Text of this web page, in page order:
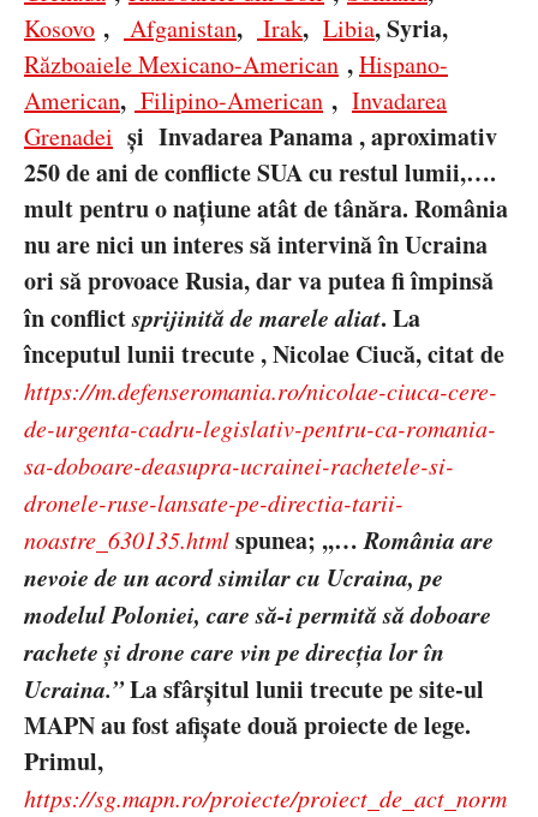
Kosovo , Afganistan, Irak, Libia,Syria,
Războaiele Mexicano-American ,Hispano-
American, Filipino-American , Invadarea
Grenadei și Invadarea Panama, aproximativ
250 de ani de conflicte SUA cu restul lumii,….
mult pentru o națiune atât de tânăra. România
nu are nici un interes să intervină în Ucraina
ori să provoace Rusia, dar va putea fi împinsă
în conflictsprijinită de marele aliat. La
începutul lunii trecute ,Nicolae Ciucă,citat de
https://m.defenseromania.ro/nicolae-ciuca-cere-
de-urgenta-cadru-legislativ-pentru-ca-romania-
sa-doboare-deasupra-ucrainei-rachetele-si-
dronele-ruse-lansate-pe-directia-tarii-
noastre_630135.htmlspunea; ,,… România are
nevoie de un acord similar cu Ucraina, pe
modelul Poloniei, care să-i permită să doboare
rachete și drone care vin pe direcția lor în
Ucraina.”La sfârșitul lunii trecutepe site-ul
MAPN au fost afișate două proiecte de lege.
Primul,
https://sg.mapn.ro/proiecte/proiect_de_act_norm